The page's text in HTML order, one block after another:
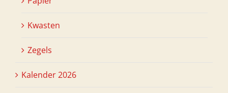
Kwasten
Zegels
Kalender 2026